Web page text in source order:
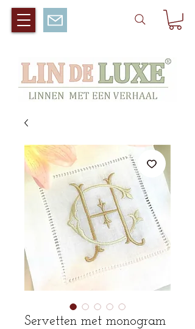
Servetten met monogram